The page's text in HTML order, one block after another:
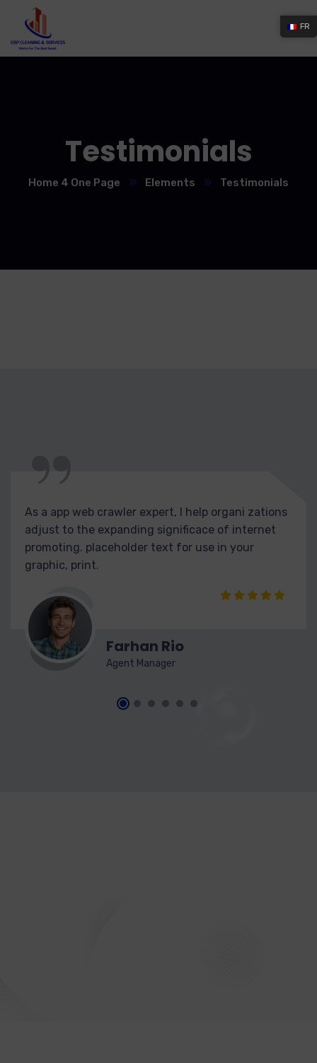
Testimonials
Home 4 One Page Elements Testimonials
“
As a app web crawler expert, I help organi zations
adjust to the expanding significace of internet
promoting. placeholder text for use in your
graphic, print.
Farhan Rio
Agent Manager
FR